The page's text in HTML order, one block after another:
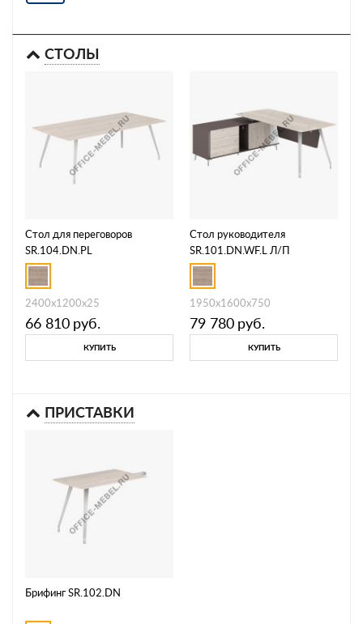
СТОЛЫ
Стол для переговоров
SR.104.DN.PL
2400х1200х25
66 810 руб.
КУПИТЬ
Стол руководителя
SR.101.DN.WF.L Л/П
1950х1600х750
79 780 руб.
КУПИТЬ
ПРИСТАВКИ
Брифинг SR.102.DN